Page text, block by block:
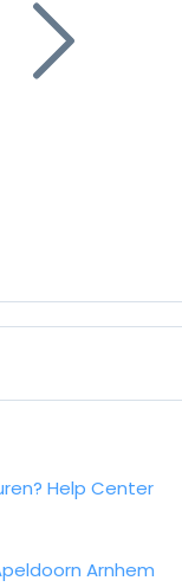
Help Center
Arnhem